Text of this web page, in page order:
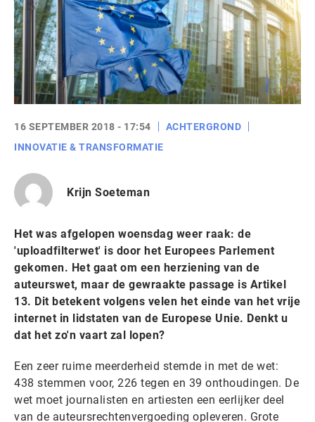
16 SEPTEMBER 2018 - 17:54
ACHTERGROND
INNOVATIE & TRANSFORMATIE
Krijn Soeteman
Het was afgelopen woensdag weer raak: de
'uploadfilterwet' is door het Europees Parlement
gekomen. Het gaat om een herziening van de
auteurswet, maar de gewraakte passage is Artikel
13. Dit betekent volgens velen het einde van het vrije
internet in lidstaten van de Europese Unie. Denkt u
dat het zo'n vaart zal lopen?
Een zeer ruime meerderheid stemde in met de wet:
438 stemmen voor, 226 tegen en 39 onthoudingen. De
wet moet journalisten en artiesten een eerlijker deel
van de auteursrechtenvergoeding opleveren. Grote